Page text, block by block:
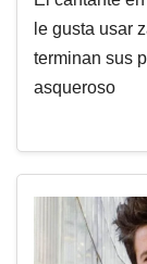
le gusta usar
terminan sus
asqueroso